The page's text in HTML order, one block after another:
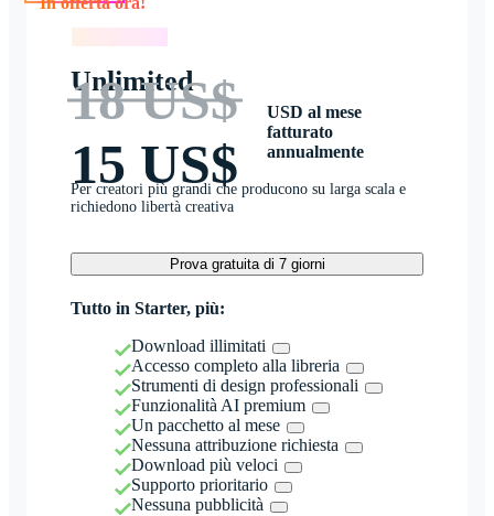
Unlimited
18 US$
15 US$
USD al mese
fatturato
annualmente
Per creatori più grandi che producono su larga scala e
richiedono libertà creativa
Prova gratuita di 7 giorni
Tutto in Starter, più:
Download illimitati
Accesso completo alla libreria
Strumenti di design professionali
Funzionalità AI premium
Un pacchetto al mese
Nessuna attribuzione richiesta
Download più veloci
Supporto prioritario
Nessuna pubblicità